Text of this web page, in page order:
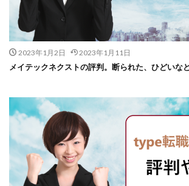
2023年1月2日 2023年1月11日
メイテックネクストの評判。断られた、ひどいな